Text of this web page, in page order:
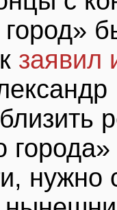
заявил
нужно